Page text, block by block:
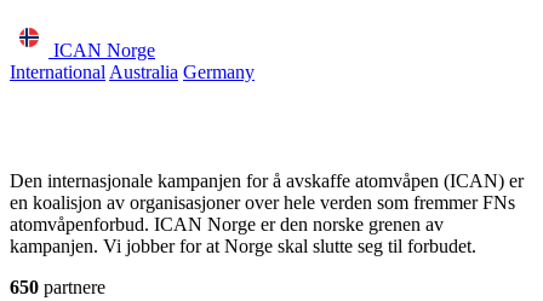
ICAN Norge
InternationalAustralia Germany
Den internasjonale kampanjen for å avskaffe atomvåpen (ICAN) er
en koalisjon av organisasjoner over hele verden som fremmer FNs
atomvåpenforbud. ICAN Norge er den norske grenen av
kampanjen. Vi jobber for at Norge skal slutte seg til forbudet.
650 partnere